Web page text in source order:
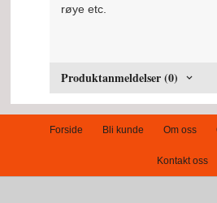
røye etc.
Produktanmeldelser (0)
Forside Bli kunde Om oss
Kontakt oss